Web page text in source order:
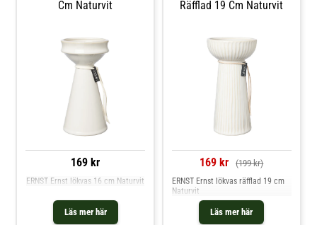
Cm Naturvit
169 kr
Läs mer här
ERNST Ernst lökvas 16 cm Naturvit
Räfflad 19 Cm Naturvit
169 kr (199 kr)
Läs mer här
ERNST Ernst lökvas räfflad 19 cm
Naturvit